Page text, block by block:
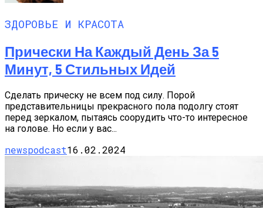
ЗДОРОВЬЕ И КРАСОТА
Прически На Каждый День За 5
Минут, 5 Стильных Идей
Сделать прическу не всем под силу. Порой
представительницы прекрасного пола подолгу стоят
перед зеркалом, пытаясь соорудить что-то интересное
на голове. Но если у вас...
newspodcast16.02.2024